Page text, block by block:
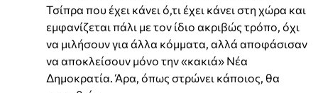
Τσίπρα που έχει κάνει ό,τι έχει κάνει στη χώρα και
εμφανίζεται πάλι με τον ίδιο ακριβώς τρόπο, όχι
να μιλήσουν για άλλα κόμματα, αλλά αποφάσισαν
να αποκλείσουν μόνο την «κακιά» Νέα
Δημοκρατία. Άρα, όπως στρώνει κάποιος, θα